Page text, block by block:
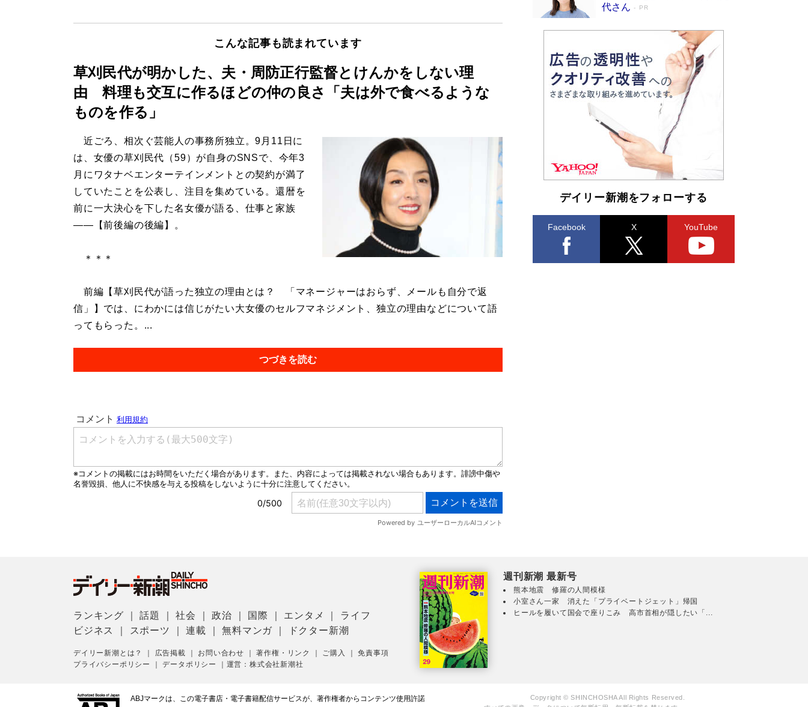
こんな記事も読まれています
草刈民代が明かした、夫・周防正行監督とけんかをしない理
由 料理も交互に作るほどの仲の良さ「夫は外で食べるような
ものを作る」
近ごろ、相次ぐ芸能人の事務所独立。9月11日に
は、女優の草刈民代（59）が自身のSNSで、今年3
月にワタナベエンターテインメントとの契約が満了
していたことを公表し、注目を集めている。還暦を
前に一大決心を下した名女優が語る、仕事と家族
――【前後編の後編】。
＊＊＊
前編【草刈民代が語った独立の理由とは？ 「マネージャーはおらず、メールも自分で返
信」】では、にわかには信じがたい大女優のセルフマネジメント、独立の理由などについて語
ってもらった。...
つづきを読む
美輪明宏 晩年の回答を集めた『ほほえんで生き
るための人生相談』がランクイン［エンターテイ
メントベストセラー］
Book Bang
「宇宙兄弟」最終46巻がベストセラー1位 宇宙
開発への関心を押し上げた18年の物語に幕 特装
版には「宇宙で描かれたマンガ」も収録
Book Bang
「不意に涙が出そうに…」高嶋政伸が明かし
た“13歳の娘を暴行する役”への葛藤 インティマ
シーコーディネーターに支えられたNHK『大奥』
Book Bang
代さん
PR
デイリー新潮をフォローする
Facebook X YouTube
ランキング ｜話題 ｜社会 ｜政治 国際 エンタメ
ライフ
ビジネス
スポーツ ｜連載 ｜無料マンガ ドクター新潮
デイリー新潮とは？ 広告掲載 お問い合わせ ｜著作権・リンク ご購入 ｜免責事項
プライバシーポリシー
｜データポリシー 運営：株式会社新潮社
週刊新潮 最新号
熊本地震 修羅の人間模様
小室さん一家 消えた「プライベートジェット」帰国
ヒールを履いて国会で座りこみ 高市首相が隠したい「...
ABJマークは、この電子書店・電子書籍配信サービスが、著作権者からコンテンツ使用許諾
Copyright © SHINCHOSHA All Rights Reserved.